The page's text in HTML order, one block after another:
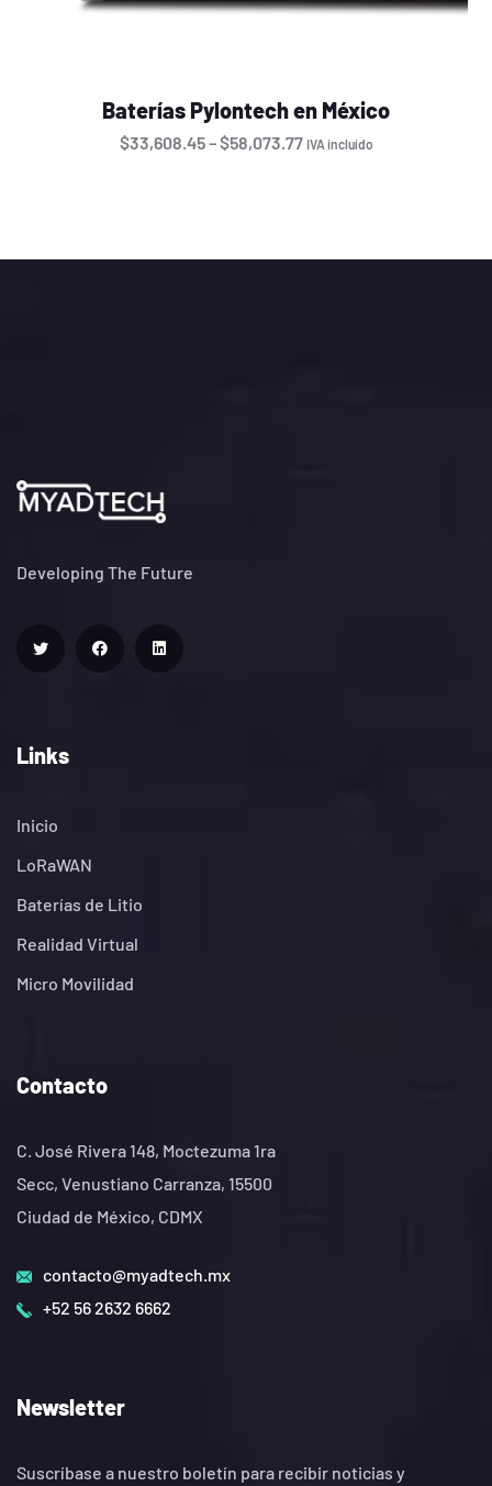
Baterías Pylontech en México
$33,608.45–$58,073.77 IVA incluído
Developing The Future
Links
Inicio
LoRaWAN
Baterías de Litio
Realidad Virtual
Micro Movilidad
Contacto
C. José Rivera 148, Moctezuma 1ra
Secc, Venustiano Carranza, 15500
Ciudad de México, CDMX
contacto@myadtech.mx
+52 56 2632 6662
Newsletter
Suscríbase a nuestro boletín para recibir noticias y